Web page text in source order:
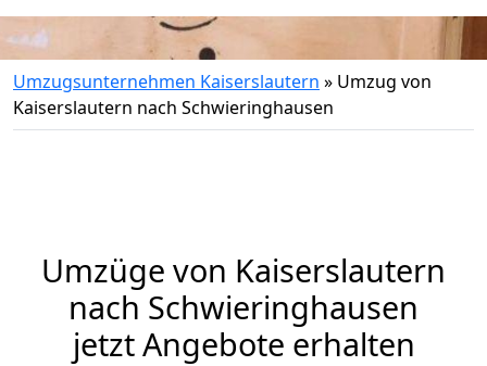
Umzugsunternehmen Kaiserslautern » Umzug von
Kaiserslautern nach Schwieringhausen
Umzüge von Kaiserslautern
nach Schwieringhausen
jetzt Angebote erhalten